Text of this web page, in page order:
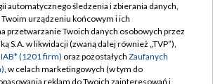
TVP
TVP
Regulamin TVP
Polityka prywatności
Moje zgody
automatycznego śledzenia i zbierania danych,
urządzeniu końcowym i ich
przetwarzanie Twoich danych osobowych przez
S.A. w likwidacji (zwaną dalej również „TVP”),
(1201 firm) oraz pozostałych Zaufanych
, w celach marketingowych (w tym do
reklam do Twoich zainteresowań i